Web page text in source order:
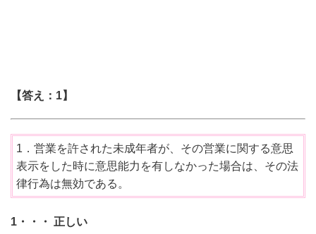
【答え：1】
1．営業を許された未成年者が、その営業に関する意思
表示をした時に意思能力を有しなかった場合は、その法
律行為は無効である。
1・・・ 正しい